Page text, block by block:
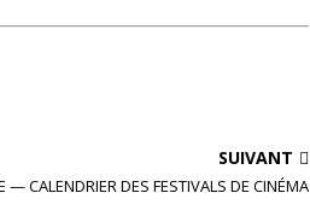
SUIVANT
— CALENDRIER DES FESTIVALS DE CINÉMA